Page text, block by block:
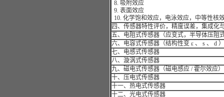
8. 吸附效应
9. 表面效应
10. 化学饱和效应，电泳效应，中等性核
四、传感器特性评价，精度误差，集成化
五、电阻式传感器（应变式，半导体压阻
六、电容式传感器（结构性变 ε 、 s 、 d
七、电感式传感器
八、漩涡式传感器
九、磁电式传感器（磁电感应 / 霍尔效应）
十、压电式传感器
十一、热电式传感器
十二、光电式传感器